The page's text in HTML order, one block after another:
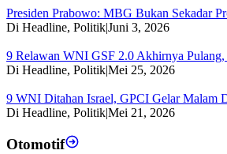
Presiden Prabowo: MBG Bukan Sekadar
Di Headline, Politik|Juni 3, 2026
9 Relawan WNI GSF 2.0 Akhirnya
Di Headline, Politik|Mei 25, 2026
9 WNI Ditahan Israel, GPCI Gelar Malam
Di Headline, Politik|Mei 21, 2026
Otomotif